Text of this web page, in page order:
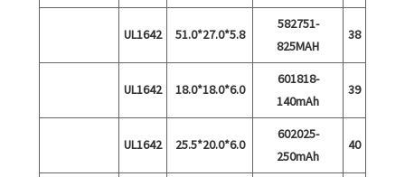
38
582751-
825MAH
5.8*27.0*51.0
UL1642
39
601818-
140mAh
6.0*18.0*18.0
UL1642
40
602025-
250mAh
6.0*20.0*25.5
UL1642